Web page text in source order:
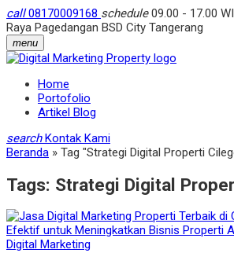
call08170009168 schedule09.00 - 17.00
Raya Pagedangan BSD City Tangerang
menu
Home
Portofolio
Artikel Blog
search Kontak Kami
Beranda » Tag "Strategi Digital Properti
Tags: Strategi Digital
Digital Marketing